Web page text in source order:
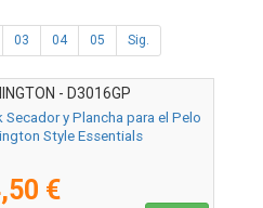
03 04 05 Sig.
- D3016GP
Secador y Plancha para el Pelo
Style Essentials
€